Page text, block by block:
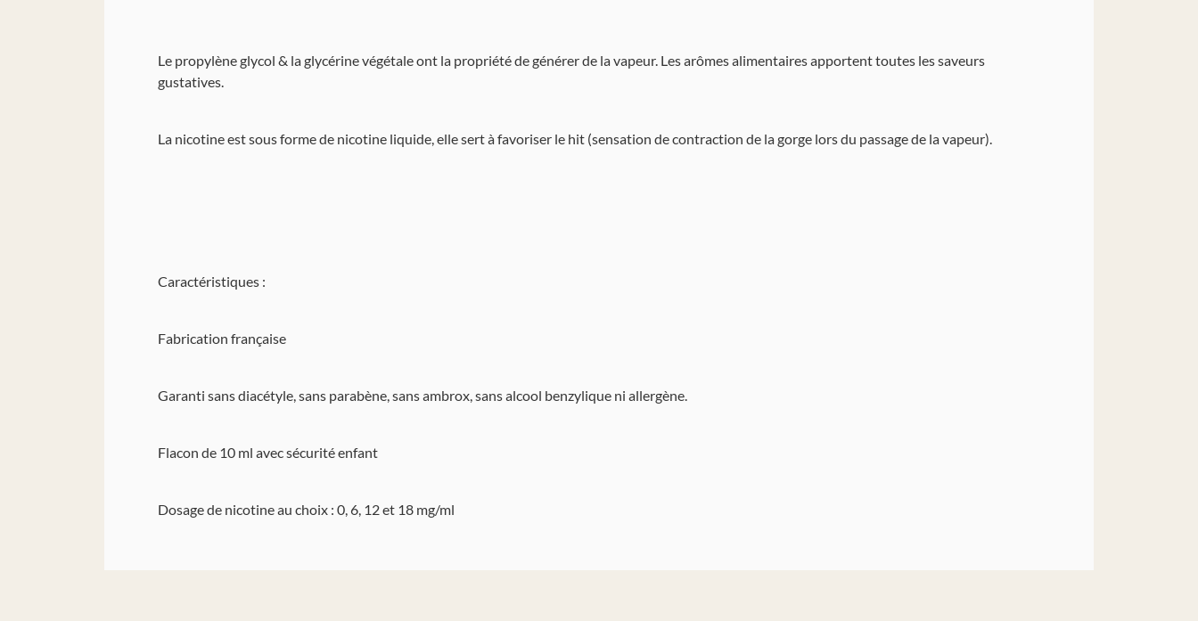
Le propylène glycol & la glycérine végétale ont la propriété de générer de la vapeur. Les arômes alimentaires apportent toutes les saveurs
gustatives.
La nicotine est sous forme de nicotine liquide, elle sert à favoriser le hit (sensation de contraction de la gorge lors du passage de la vapeur).
Caractéristiques :
Fabrication française
Garanti sans diacétyle, sans parabène, sans ambrox, sans alcool benzylique ni allergène.
Flacon de 10 ml avec sécurité enfant
Dosage de nicotine au choix : 0, 6, 12 et 18 mg/ml